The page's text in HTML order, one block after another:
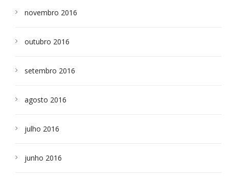
novembro 2016
outubro 2016
setembro 2016
agosto 2016
julho 2016
junho 2016